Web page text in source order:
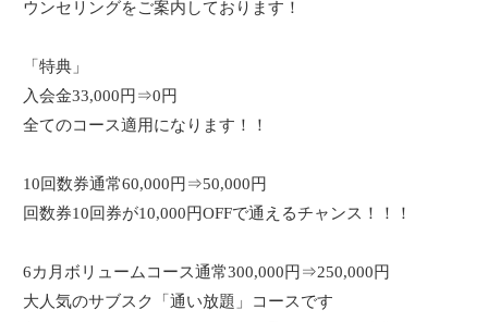
ウンセリングをご案内しております！
「特典」
入会金33,000円⇒0円
全てのコース適用になります！！
10回数券通常60,000円⇒50,000円
回数券10回券が10,000円OFFで通えるチャンス！！！
6カ月ボリュームコース通常300,000円⇒250,000円
大人気のサブスク「通い放題」コースです